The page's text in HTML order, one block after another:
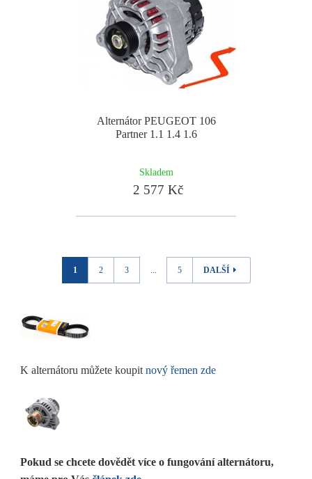
Alternátor PEUGEOT 106
Partner 1.1 1.4 1.6
Skladem
2 577 Kč
1 2 3 ... 5 DALŠÍ
K alternátoru můžete koupit nový řemen zde
Pokud se chcete dovědět více o fungování alternátoru,